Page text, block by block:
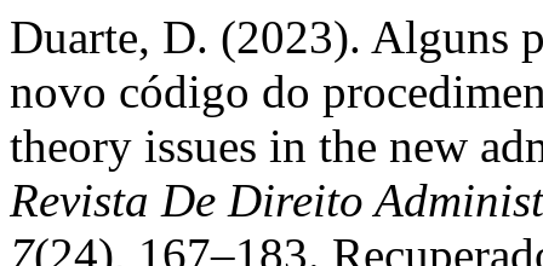
Duarte, D. (2023). Alguns
novo código do
theory issues in the new
Revista De Direito
7(24), 167–183.